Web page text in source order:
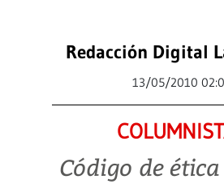
Redacción Digital
13/05/2010
Código de